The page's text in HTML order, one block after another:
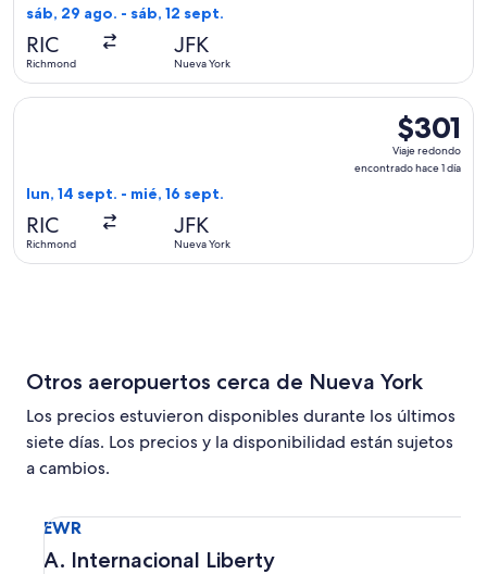
sáb, 29 ago. - sáb, 12 sept.
RIC
Richmond
JFK
Nueva York
$301
Viaje
redondo,
$301
Viaje redondo
encontrado hace 1 día
lun, 14 sept. - mié, 16 sept.
RIC
Richmond
JFK
Nueva York
Seleccionar vuelo de JetBlue Airways, con salida el lun, 14
Otros aeropuertos cerca de Nueva York
Los precios estuvieron disponibles durante los últimos
siete días. Los precios y la disponibilidad están sujetos
a cambios.
EWR
A. Internacional Liberty